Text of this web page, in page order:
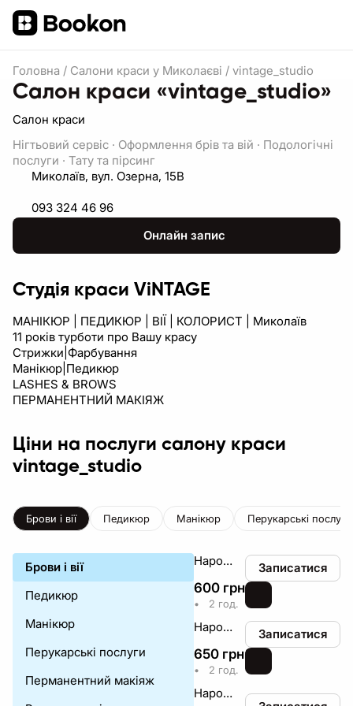
Головна / Салони краси у Миколаєві / vintage_studio
Салон краси «vintage_studio»
Салон краси
Нігтьовий сервіс · Оформлення брів та вій · Подологічні
послуги · Тату та пірсинг
Миколаїв, вул. Озерна, 15В
093 324 46 96
Онлайн запис
Студія краси ViNTAGE
МАНІКЮР | ПЕДИКЮР | ВІЇ | КОЛОРИСТ | Миколаїв
11 років турботи про Вашу красу
Стрижки|Фарбування
Манікюр|Педикюр
LASHES & BROWS
ПЕРМАНЕНТНИЙ МАКІЯЖ
Ціни на послуги салону краси
vintage_studio
Брови і вії Педикюр Манікюр Перукарські послуги
Брови і вії
Педикюр
Манікюр
Перукарські послуги
Перманентний макіяж
Нарощування вій: Класика
600 грн₴
• 2 год.
Записатися
Нарощування вій: 2D
650 грн₴
• 2 год.
Записатися
Нарощування вій: 3D